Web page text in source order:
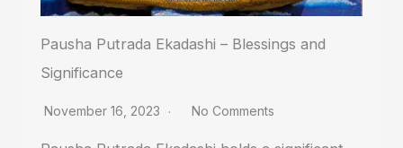
Pausha Putrada Ekadashi – Blessings and
Significance
November 16, 2023 No Comments